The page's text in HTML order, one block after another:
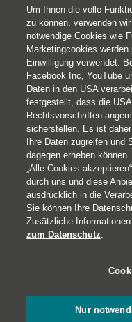
© 2026 Helvetia
Hoher Markt 10-11
1010 Wien
+43 50 222-1000
Impressum
Rechtliche Hinweise
Um Ihnen die volle
zu können, verwenden
notwendige Cookies wie
Marketingcookies
Einwilligung verwendet.
Facebook Inc, YouTube
Daten in den USA
festgestellt, dass die
Rechtsvorschriften
sicherstellen. Es ist
Ihre Daten zugreifen und
dagegen erheben
„Alle Cookies
durch uns und diese
ausdrücklich in die
Sie können Ihre
Zusätzliche
zum Datenschutz.
Nur